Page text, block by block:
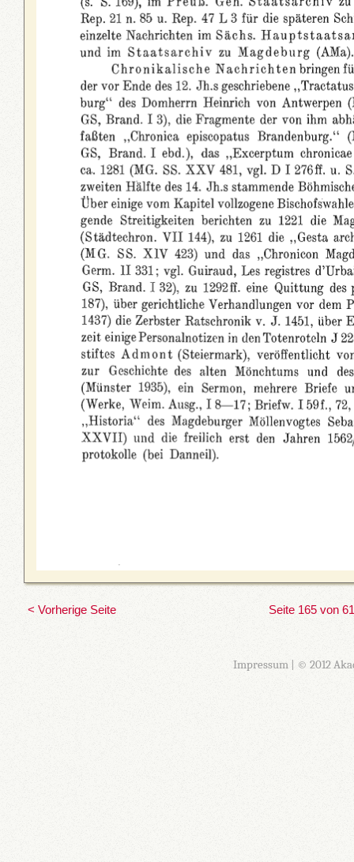
< Vorherige Seite Seite 165 von
Impressum| © 2012